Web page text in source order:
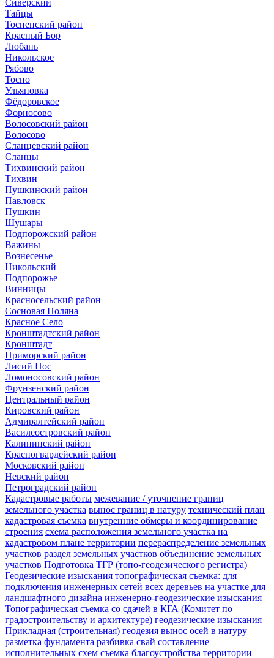
Сиверский
Тайцы
Тосненский район
Красный Бор
Любань
Никольское
Рябово
Тосно
Ульяновка
Фёдоровское
Форносово
Волосовский район
Волосово
Сланцевский район
Сланцы
Тихвинский район
Тихвин
Пушкинский район
Павловск
Пушкин
Шушары
Подпорожский район
Важины
Вознесенье
Никольский
Подпорожье
Винницы
Красносельский район
Сосновая Поляна
Красное Село
Кронштадтский район
Кронштадт
Приморский район
Лисий Нос
Ломоносовский район
Фрунзенский район
Центральный район
Кировский район
Адмиралтейский район
Василеостровский район
Калининский район
Красногвардейский район
Московский район
Невский район
Петроградский район
Кадастровые работы межевание / уточнение границ
земельного участка вынос границ в натуру технический план
кадастровая съемка внутренние обмеры и координирование
строения схема расположения земельного участка на
кадастровом плане территории перераспределение земельных
участков раздел земельных участков объединение земельных
участков Подготовка ТГР (топо-геодезического регистра)
Геодезические изыскания топографическая съемка: для
подключения инженерных сетей всех деревьев на участке для
ландшафтного дизайна инженерно-геодезические изыскания
Топографическая съемка со сдачей в КГА (Комитет по
градостроительству и архитектуре) геодезические изыскания
Прикладная (строительная) геодезия вынос осей в натуру
разметка фундамента разбивка свай составление
исполнительных схем съемка благоустройства территории